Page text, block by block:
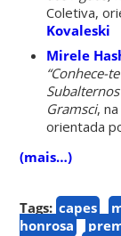
Coletiva,
Kovaleski
Mirele
“Conhece-
Gramsci,
orientada
(mais…)
Tags: capes
honrosa